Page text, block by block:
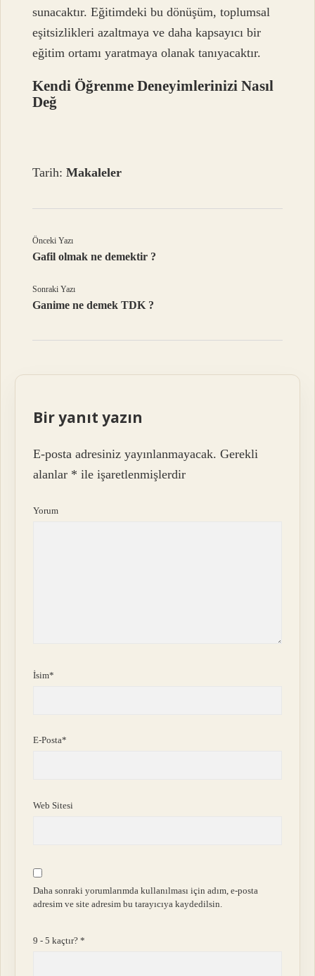
sunacaktır. Eğitimdeki bu dönüşüm, toplumsal
eşitsizlikleri azaltmaya ve daha kapsayıcı bir
eğitim ortamı yaratmaya olanak tanıyacaktır.
Kendi Öğrenme Deneyimlerinizi Nasıl
Değ
Tarih:Makaleler
Önceki Yazı
Gafil olmak ne demektir ?
Sonraki Yazı
Ganime ne demek TDK ?
Bir yanıt yazın
E-posta adresiniz yayınlanmayacak. Gerekli
alanlar * ile işaretlenmişlerdir
Yorum
İsim*
E-Posta*
Web Sitesi
Daha sonraki yorumlarımda kullanılması için adım, e-posta
adresim ve site adresim bu tarayıcıya kaydedilsin.
9 - 5 kaçtır?*